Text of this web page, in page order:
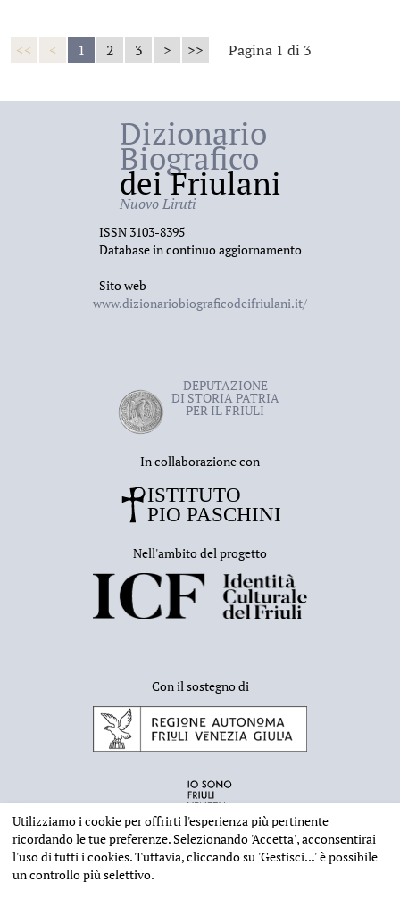
<< < 1 2 3 > >> Pagina 1 di 3
Dizionario
Biografico
dei Friulani
Nuovo Liruti
ISSN 3103-8395
Database in continuo aggiornamento
Sito web
www.dizionariobiograficodeifriulani.it/
DEPUTAZIONE
DI STORIA PATRIA
PER IL FRIULI
In collaborazione con
Nell'ambito del progetto
Con il sostegno di
Utilizziamo i cookie per offrirti l'esperienza più pertinente
ricordando le tue preferenze. Selezionando 'Accetta', acconsentirai
l'uso di tutti i cookies. Tuttavia, cliccando su 'Gestisci...'è possibile
un controllo più selettivo.